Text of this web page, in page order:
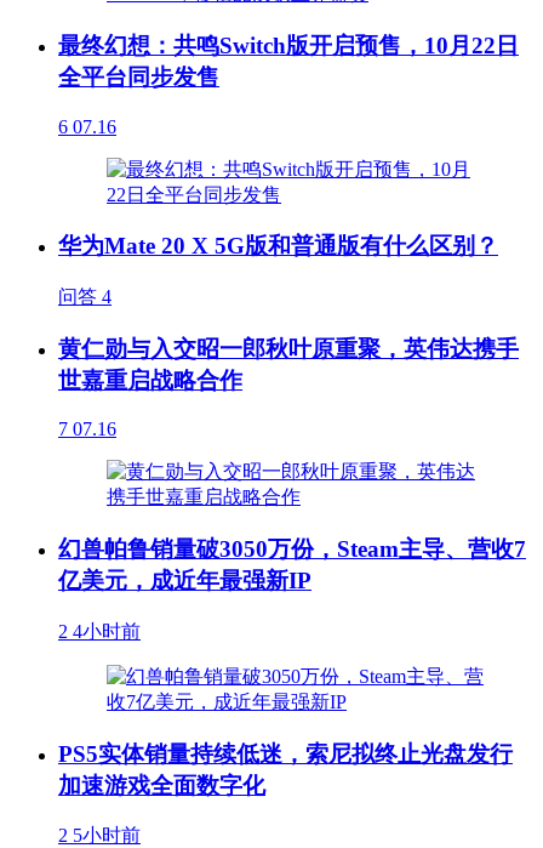
最终幻想：共鸣Switch版开启预售，10月22日
全平台同步发售
6 07.16
华为Mate 20 X 5G版和普通版有什么区别？
问答 4
黄仁勋与入交昭一郎秋叶原重聚，英伟达携手
世嘉重启战略合作
7 07.16
幻兽帕鲁销量破3050万份，Steam主导、营收7
亿美元，成近年最强新IP
2 4小时前
PS5实体销量持续低迷，索尼拟终止光盘发行
加速游戏全面数字化
2 5小时前